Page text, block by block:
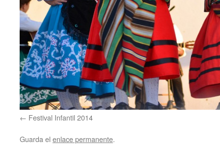
Festival Infantil 2014
Guarda el enlace permanente.